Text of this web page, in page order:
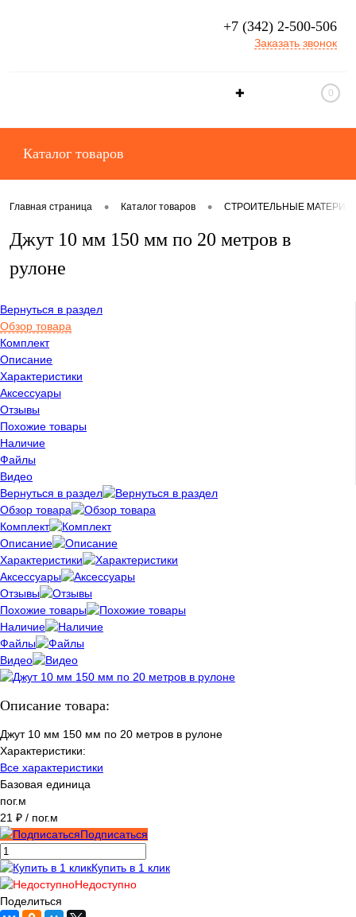
+7 (342) 2-500-506
Заказать звонок
✚ 0
Каталог товаров
Главная страница • Каталог товаров • СТРОИТЕЛЬНЫЕ
Джут 10 мм 150 мм по 20 метров в
рулоне
Вернуться в раздел
Обзор товара
Комплект
Описание
Характеристики
Аксессуары
Отзывы
Похожие товары
Наличие
Файлы
Видео
Вернуться в раздел
Обзор товара
Комплект
Описание
Характеристики
Аксессуары
Отзывы
Похожие товары
Наличие
Файлы
Видео
Описание товара:
Джут 10 мм 150 мм по 20 метров в рулоне
Характеристики:
Все характеристики
Базовая единица
пог.м
21 ₽ / пог.м
Подписаться
Купить в 1 клик
Недоступно
Поделиться